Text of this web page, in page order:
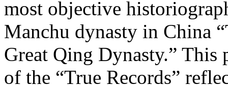
most objective
Manchu dynasty in China
Great Qing Dynasty.”
of the “True Records”